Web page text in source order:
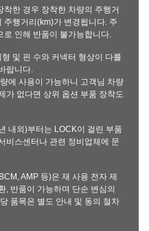
한 경우 장착한 차량의 주행거
주행거리(km)가 변경됩니다. 주
로 인해 반품이 불가능합니다.
및 핀 수와 커넥터 형상이 다를
랍니다.
에 사용이 가능하니 고객님 차량
가 없다면 상위 옵션 부품 장착도
내외)부터는 LOCK이 걸린 부품
비스센터나 관련 정비업체에 문
AMP 등)은 재 사용 전자 제
, 반품이 가능하며 단순 변심의
품목은 별도 안내 및 동의 절차